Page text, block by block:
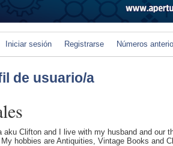
Iniciar sesión Registrarse Números
de usuario/a
aku Clifton and I livе with my husband and our
hobbies are Antiquities, Vintage Books and